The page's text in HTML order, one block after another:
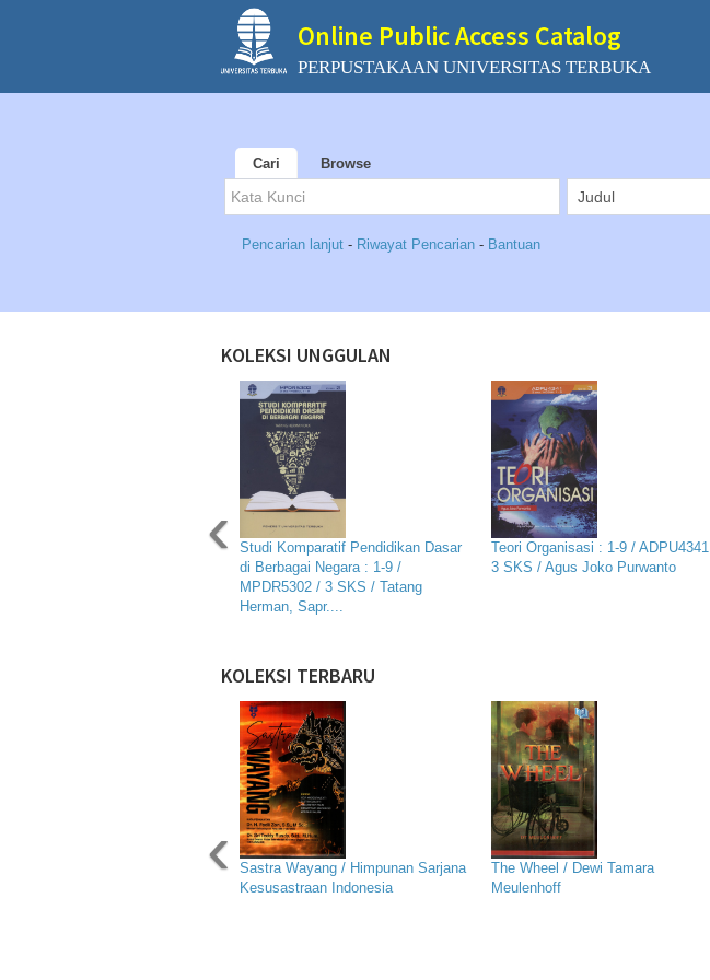
Online Public Access Catalog
PERPUSTAKAAN UNIVERSITAS TERBUKA
Cari Browse
Pencarian lanjut - Riwayat Pencarian - Bantuan
KOLEKSI UNGGULAN
Studi Komparatif Pendidikan Dasar
di Berbagai Negara : 1-9 /
MPDR5302 / 3 SKS / Tatang
Herman, Sapr....
Teori Organisasi : 1-9 /
3 SKS / Agus Joko Purwanto
‹
KOLEKSI TERBARU
Sastra Wayang / Himpunan Sarjana
Kesusastraan Indonesia
The Wheel / Dewi Tamara
Meulenhoff
‹